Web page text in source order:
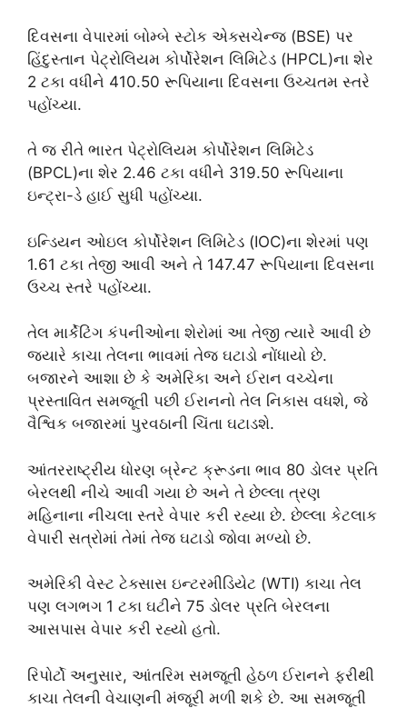
દિવસના વેપારમાં બોમ્બે સ્ટોક એક્સચેન્જ (BSE) પર
હિંદુસ્તાન પેટ્રોલિયમ કોર્પોરેશન લિમિટેડ (HPCL)ના શેર
2 ટકા વધીને 410.50 રૂપિયાના દિવસના ઉચ્ચતમ સ્તરે
પહોંચ્યા.
તે જ રીતે ભારત પેટ્રોલિયમ કોર્પોરેશન લિમિટેડ
(BPCL)ના શેર 2.46 ટકા વધીને 319.50 રૂપિયાના
ઇન્ટ્રા-ડે હાઈ સુધી પહોંચ્યા.
ઇન્ડિયન ઓઇલ કોર્પોરેશન લિમિટેડ (IOC)ના શેરમાં પણ
1.61 ટકા તેજી આવી અને તે 147.47 રૂપિયાના દિવસના
ઉચ્ચ સ્તરે પહોંચ્યા.
તેલ માર્કેટિંગ કંપનીઓના શેરોમાં આ તેજી ત્યારે આવી છે
જ્યારે કાચા તેલના ભાવમાં તેજ ઘટાડો નોંધાયો છે.
બજારને આશા છે કે અમેરિકા અને ઈરાન વચ્ચેના
પ્રસ્તાવિત સમજૂતી પછી ઈરાનનો તેલ નિકાસ વધશે, જે
વૈશ્વિક બજારમાં પુરવઠાની ચિંતા ઘટાડશે.
આંતરરાષ્ટ્રીય ધોરણ બ્રેન્ટ ક્રૂડના ભાવ 80 ડોલર પ્રતિ
બેરલથી નીચે આવી ગયા છે અને તે છેલ્લા ત્રણ
મહિનાના નીચલા સ્તરે વેપાર કરી રહ્યા છે. છેલ્લા કેટલાક
વેપારી સત્રોમાં તેમાં તેજ ઘટાડો જોવા મળ્યો છે.
અમેરિકી વેસ્ટ ટેક્સાસ ઇન્ટરમીડિયેટ (WTI) કાચા તેલ
પણ લગભગ 1 ટકા ઘટીને 75 ડોલર પ્રતિ બેરલના
આસપાસ વેપાર કરી રહ્યો હતો.
રિપોર્ટો અનુસાર, આંતરિમ સમજૂતી હેઠળ ઈરાનને ફરીથી
કાચા તેલની વેચાણની મંજૂરી મળી શકે છે. આ સમજૂતી